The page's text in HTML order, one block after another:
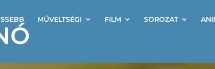
MŰVELTSÉGI FILM SOROZAT